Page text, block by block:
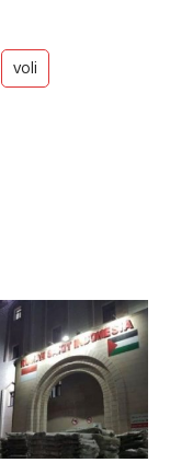
voli